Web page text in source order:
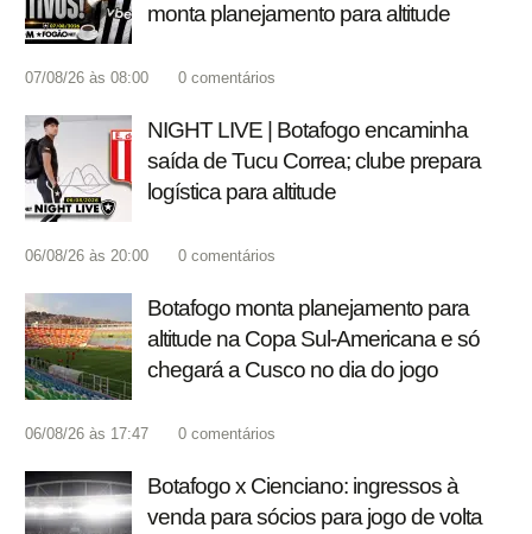
monta planejamento para altitude
07/08/26 às 08:00 0 comentários
NIGHT LIVE | Botafogo encaminha
saída de Tucu Correa; clube prepara
logística para altitude
06/08/26 às 20:00 0 comentários
Botafogo monta planejamento para
altitude na Copa Sul-Americana e só
chegará a Cusco no dia do jogo
06/08/26 às 17:47 0 comentários
Botafogo x Cienciano: ingressos à
venda para sócios para jogo de volta